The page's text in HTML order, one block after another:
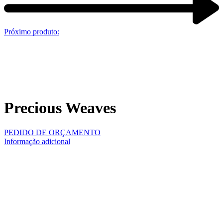
Próximo produto:
Precious Weaves
PEDIDO DE ORÇAMENTO
Informação adicional